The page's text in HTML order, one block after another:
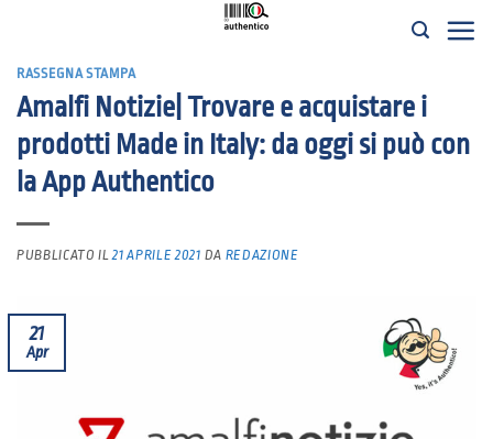
contenuti
RASSEGNA STAMPA
Amalfi Notizie| Trovare e acquistare i
prodotti Made in Italy: da oggi si può con
la App Authentico
PUBBLICATO IL21 APRILE 2021 DA REDAZIONE
21
Apr